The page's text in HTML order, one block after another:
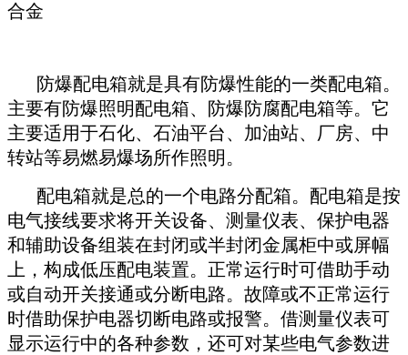
合金
防爆配电箱就是具有防爆性能的一类配电箱。
主要有防爆照明配电箱、防爆防腐配电箱等。它
主要适用于石化、石油平台、加油站、厂房、中
转站等易燃易爆场所作照明。
配电箱就是总的一个电路分配箱。配电箱是按
电气接线要求将开关设备、测量仪表、保护电器
和辅助设备组装在封闭或半封闭金属柜中或屏幅
上，构成低压配电装置。正常运行时可借助手动
或自动开关接通或分断电路。故障或不正常运行
时借助保护电器切断电路或报警。借测量仪表可
显示运行中的各种参数，还可对某些电气参数进